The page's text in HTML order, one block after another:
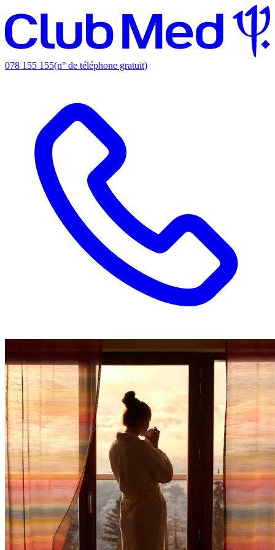
078 155 155(n° de téléphone gratuit)